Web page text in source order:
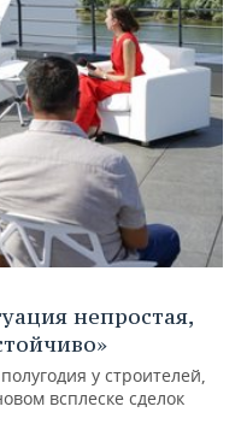
непростая,
у строителей,
всплеске сделок